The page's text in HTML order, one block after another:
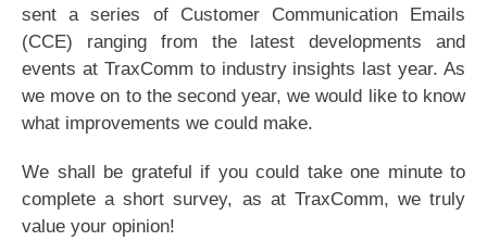
sent a series of Customer Communication Emails
(CCE) ranging from the latest developments and
events at TraxComm to industry insights last year. As
we move on to the second year, we would like to know
what improvements we could make.
We shall be grateful if you could take one minute to
complete a short survey, as at TraxComm, we truly
value your opinion!